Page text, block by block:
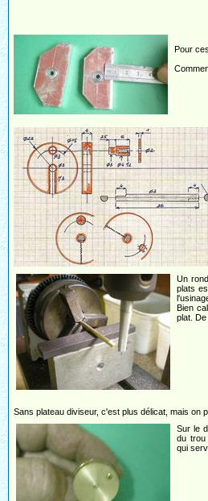
Pour
Un
plats
Bien
plat.
Sans plateau diviseur, c'est plus délicat, mais on
Sur le
du trou
qui